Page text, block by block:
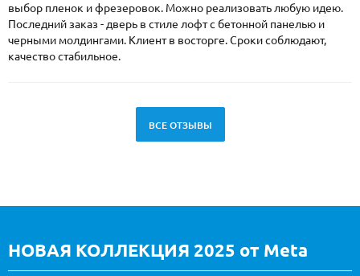
выбор пленок и фрезеровок. Можно реализовать любую идею.
Последний заказ - дверь в стиле лофт с бетонной панелью и
черными молдингами. Клиент в восторге. Сроки соблюдают,
качество стабильное.
ВСЕ ОТЗЫВЫ
НОВАЯ КОЛЛЕКЦИЯ 2025 от Meta